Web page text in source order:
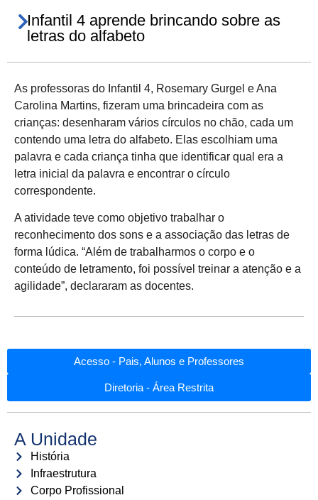
Infantil 4 aprende brincando sobre as
letras do alfabeto
As professoras do Infantil 4, Rosemary Gurgel e Ana
Carolina Martins, fizeram uma brincadeira com as
crianças: desenharam vários círculos no chão, cada um
contendo uma letra do alfabeto. Elas escolhiam uma
palavra e cada criança tinha que identificar qual era a
letra inicial da palavra e encontrar o círculo
correspondente.
A atividade teve como objetivo trabalhar o
reconhecimento dos sons e a associação das letras de
forma lúdica. “Além de trabalharmos o corpo e o
conteúdo de letramento, foi possível treinar a atenção e a
agilidade”, declararam as docentes.
Acesso - Pais, Alunos e Professores
Diretoria - Área Restrita
A Unidade
História
Infraestrutura
Corpo Profissional